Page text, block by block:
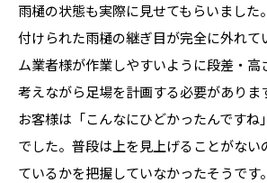
雨樋の状態も実際に見せてもらいました
付けられた雨樋の継ぎ目が完全に外れて
ム業者様が作業しやすいように段差・高
考えながら足場を計画する必要がありま
お客様は「こんなにひどかったんですね
でした。普段は上を見上げることがない
ているかを把握していなかったそうです